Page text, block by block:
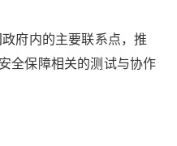
府内的主要联系点，推
全保障相关的测试与协作